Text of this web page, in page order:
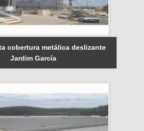
cobertura metálica deslizante
Jardim García